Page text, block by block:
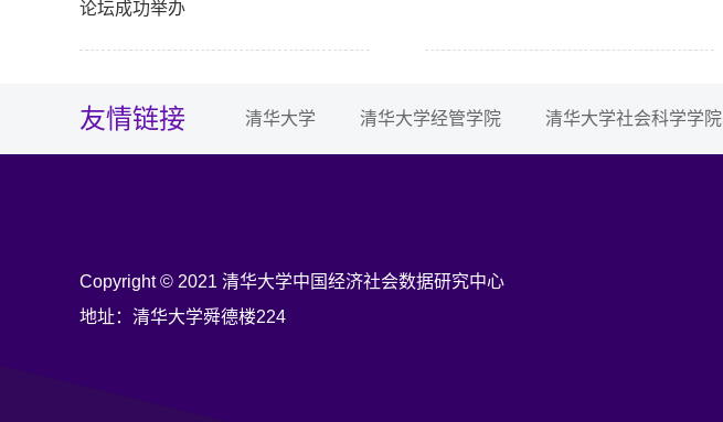
论坛成功举办
友情链接 清华大学 清华大学经管学院 清华大学社会科学学院
Copyright © 2021 清华大学中国经济社会数据研究中心
地址：清华大学舜德楼224